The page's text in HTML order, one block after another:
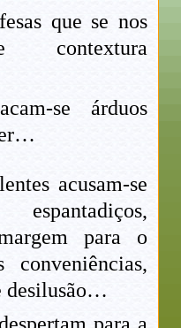
que se nos
contextura
se árduos
acusam-se
para o
conveniências,
desilusão…